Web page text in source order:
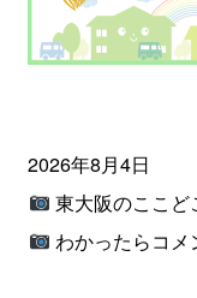
2026年8月4日
東大阪のここど
わかったらコメ